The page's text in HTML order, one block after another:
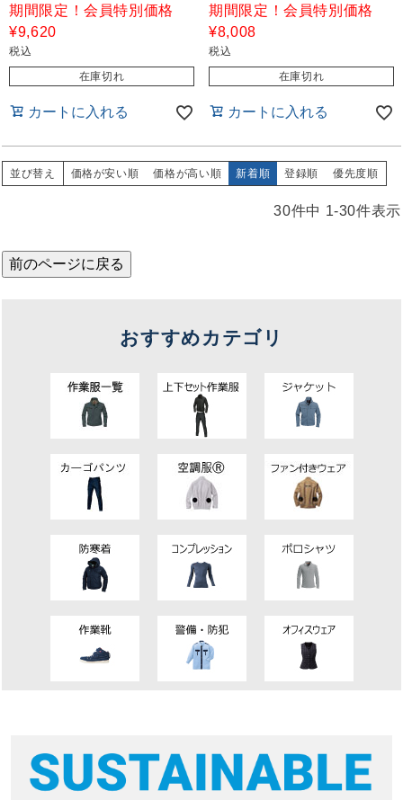
期間限定！会員特別価格
¥9,620
税込
在庫切れ
カートに入れる
期間限定！会員特別価格
¥8,008
税込
在庫切れ
カートに入れる
並び替え 価格が安い順 価格が高い順 新着順 登録順 優先度順
30件中 1-30件表示
前のページに戻る
おすすめカテゴリ